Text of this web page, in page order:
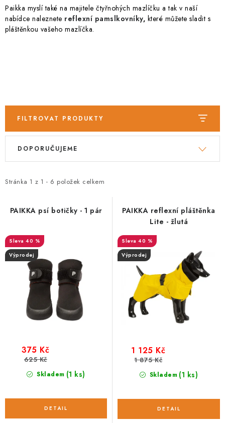
VÝMĚNA, VRÁCENÍ A REKLAMACE
O nás Kontakty
Doprava a platba
Paikka myslí také na majitele čtyřnohých mazlíčku a tak v naší
nabídce naleznete reflexní pamslkovníky, které můžete sladit s
pláštěnkou vašeho mazlíčka.
FILTROVAT PRODUKTY
V
i
p
o
d
Stránka 1 z 1 - 6 položek celkem
Ř
e
r
o
DOPORUČUJEME
PAIKKA psí botičky - 1 pár
40 %
Výprodej
Skladem (1 ks)
375 Kč
625 Kč
PAIKKA reflexní pláštěnka
Lite - žlutá
40 %
Výprodej
Skladem (1 ks)
1 125 Kč
1 875 Kč